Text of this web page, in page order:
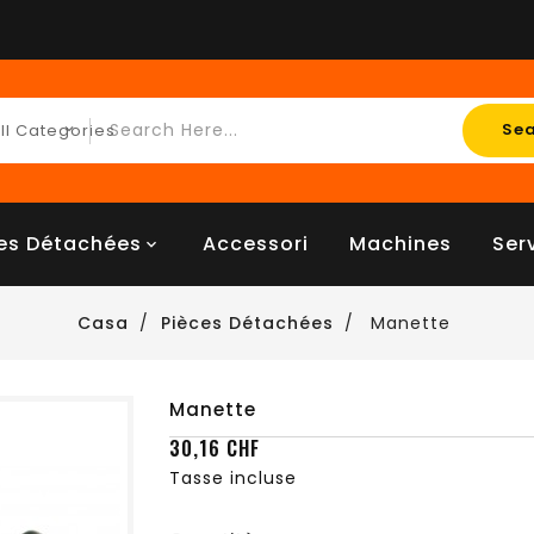
Détachées Accessori Machines
Casa Pièces Détachées Manette
Manette
30,16 CHF
Tasse incluse